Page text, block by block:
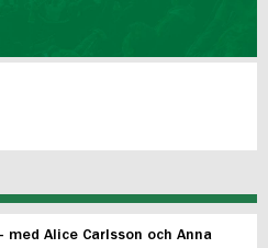
med Alice Carlsson och Anna